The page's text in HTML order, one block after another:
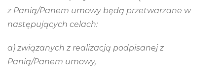
z Panią/Panem umowy będą przetwarzane w
następujących celach:
a) związanych z realizacją podpisanej z
Panią/Panem umowy,